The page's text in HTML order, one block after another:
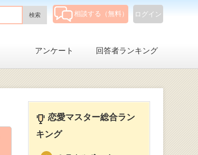
ログイン
相談する（無料）
アンケート 回答者ランキング
恋愛マスター総合ラン
キング